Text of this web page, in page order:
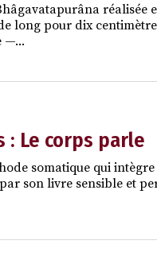
réalisée
long pour dix
—...
: Le corps parle
somatique qui
son livre sensible et